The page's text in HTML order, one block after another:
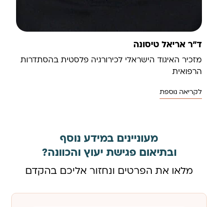
ד"ר אריאל טיסונה
מזכיר האיגוד הישראלי לכירורגיה פלסטית בהסתדרות
הרפואית
לקריאה נוספת
מעוניינים במידע נוסף
ובתיאום פגישת יעוץ והכוונה?
מלאו את הפרטים ונחזור אליכם בהקדם